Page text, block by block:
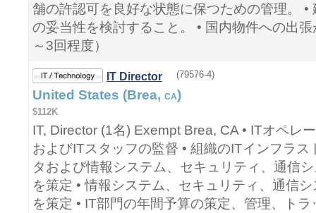
舗の許認可を良好な状態に保つための管理。 •
の妥当性を検討すること。 • 国内物件への出
～3回程度）
IT Director (79576-4)
United States (Brea, CA)
$112K
IT, Director (1名) Exempt Brea, CA • ITオペレ
およびITスタッフの監督 • 組織のITインフラ
タおよび情報システム、セキュリティ、通信
を策定 • 情報システム、セキュリティ、通信
を策定 • IT部門の年間予算の策定、管理、ト